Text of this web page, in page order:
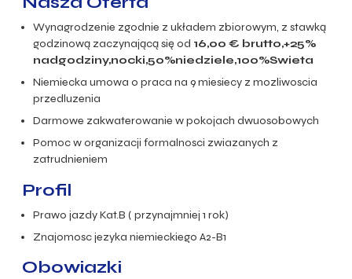
Wynagrodzenie zgodnie z układem zbiorowym, z stawką
godzinową zaczynającą się od 16,00 € brutto,+25%
nadgodziny,nocki,50%niedziele,100%Swieta
Niemiecka umowa o praca na 9 miesiecy z mozliwoscia
przedluzenia
Darmowe zakwaterowanie w pokojach dwuosobowych
Pomoc w organizacji formalnosci zwiazanych z
zatrudnieniem
Profil
Prawo jazdy Kat.B ( przynajmniej 1 rok)
Znajomosc jezyka niemieckiego A2-B1
Obowiazki